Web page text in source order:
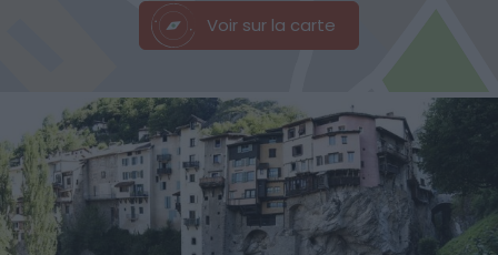
Voir sur la carte